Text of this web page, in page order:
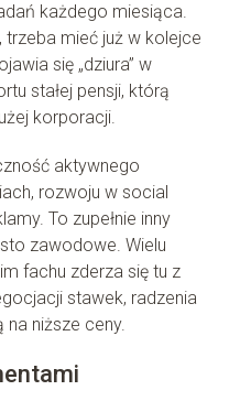
każdego miesiąca.
trzeba mieć już w kolejce
się „dziura” w
stałej pensji, którą
korporacji.
aktywnego
rozwoju w social
To zupełnie inny
zawodowe. Wielu
fachu zderza się tu z
stawek, radzenia
niższe ceny.